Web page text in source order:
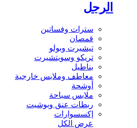
الرجل
سترات وفساتين
قمصان
تيشيرت وبولو
تريكو وسويتشيرت
بناطيل
معاطف وملابس خارجية
أوشحة
ملابس سباحة
ربطات عنق وبوشيت
إكسسوارات
عرض الكل